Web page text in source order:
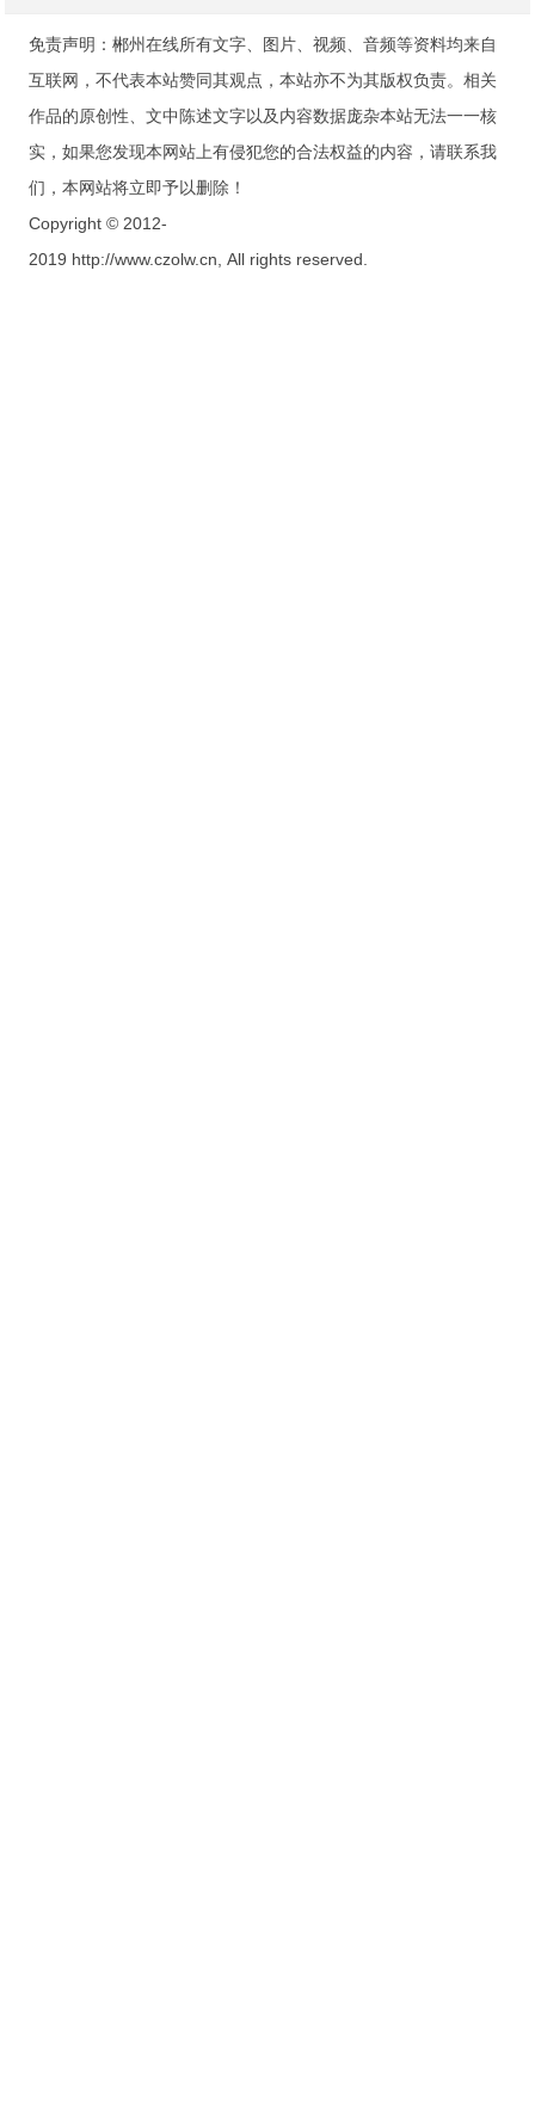
免责声明：郴州在线所有文字、图片、视频、音频等资料均来自
互联网，不代表本站赞同其观点，本站亦不为其版权负责。相关
作品的原创性、文中陈述文字以及内容数据庞杂本站无法一一核
实，如果您发现本网站上有侵犯您的合法权益的内容，请联系我
们，本网站将立即予以删除！
Copyright © 2012-
2019 http://www.czolw.cn, All rights reserved.